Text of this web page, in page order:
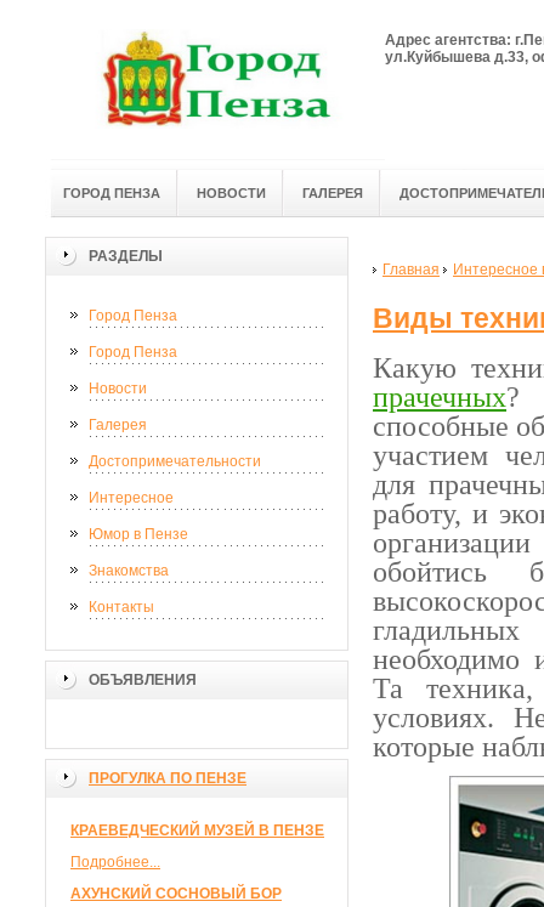
Адрес агентства:
ул.Куйбышева д.33,
ГОРОД ПЕНЗА НОВОСТИ ГАЛЕРЕЯ
РАЗДЕЛЫ
Город Пенза
Город Пенза
Новости
Галерея
Достопримечательности
Интересное
Юмор в Пензе
Знакомства
Контакты
ОБЪЯВЛЕНИЯ
ПРОГУЛКА ПО ПЕНЗЕ
КРАЕВЕДЧЕСКИЙ МУЗЕЙ В ПЕНЗЕ
Подробнее...
АХУНСКИЙ СОСНОВЫЙ БОР
Главная Интересное
Виды
Какую
прачечных?
способные
участием
для
работу, и
обойтись
необходимо
Та
условиях.
которые